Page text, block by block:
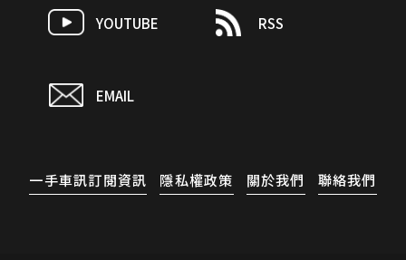
YOUTUBE RSS
EMAIL
一手車訊訂閱資訊 隱私權政策 關於我們 聯絡我們